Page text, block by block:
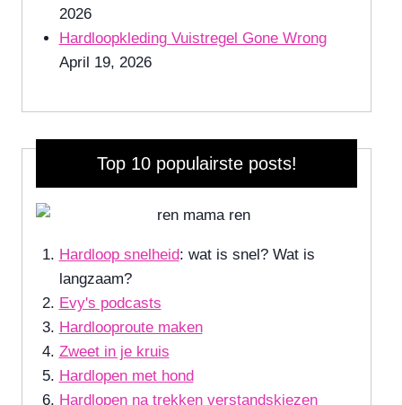
2026
Hardloopkleding Vuistregel Gone Wrong
April 19, 2026
Top 10 populairste posts!
Hardloop snelheid: wat is snel? Wat is
langzaam?
Evy's podcasts
Hardlooproute maken
Zweet in je kruis
Hardlopen met hond
Hardlopen na trekken verstandskiezen